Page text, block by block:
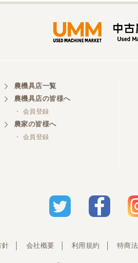
農機具店一覧
農機具店の皆様へ
・ 会員登録
農家の皆様へ
・ 会員登録
針 会社概要 利用規約 特商